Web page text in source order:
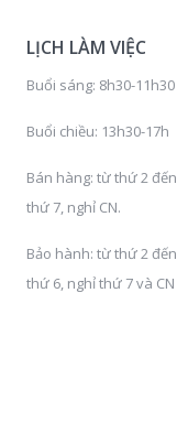
LỊCH LÀM VIỆC
Buổi sáng: 8h30-11h30
Buổi chiều: 13h30-17h
Bán hàng: từ thứ 2 đến
thứ 7, nghỉ CN.
Bảo hành: từ thứ 2 đến
thứ 6, nghỉ thứ 7 và CN